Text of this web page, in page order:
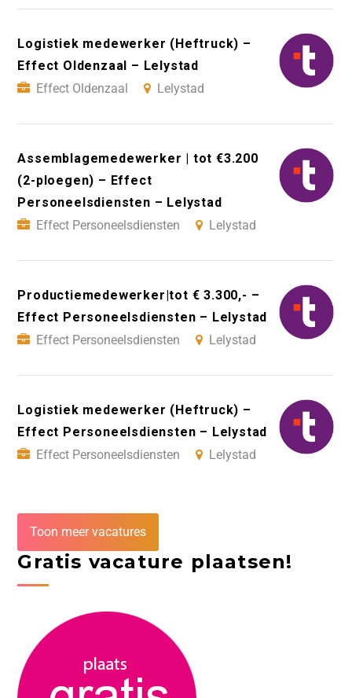
Logistiek medewerker (Heftruck) –
Effect Oldenzaal – Lelystad
Effect Oldenzaal
Lelystad
Assemblagemedewerker | tot €3.200
(2-ploegen) – Effect
Personeelsdiensten – Lelystad
Effect Personeelsdiensten
Lelystad
Productiemedewerker|tot € 3.300,- –
Effect Personeelsdiensten – Lelystad
Effect Personeelsdiensten
Lelystad
Logistiek medewerker (Heftruck) –
Effect Personeelsdiensten – Lelystad
Effect Personeelsdiensten
Lelystad
Toon meer vacatures
Gratis vacature plaatsen!